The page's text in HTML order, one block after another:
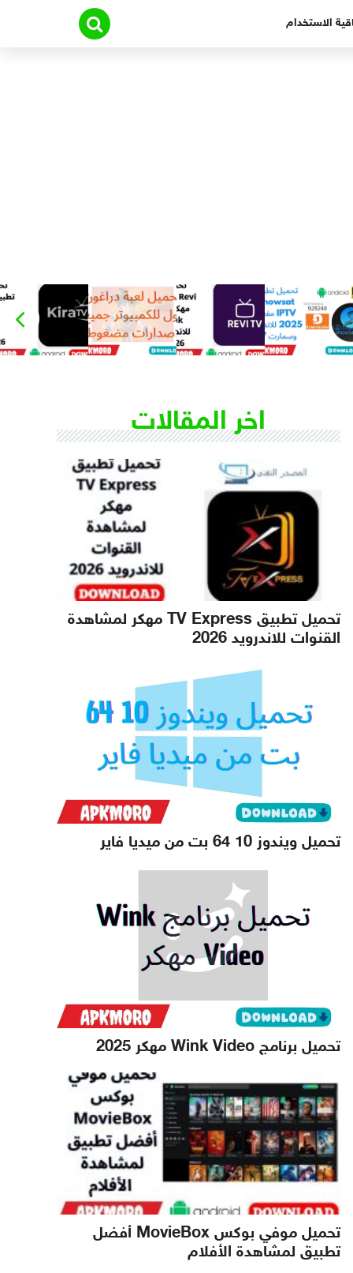
الاستخدام
اخر المقالات
تحميل تطبيق TV Express مهكر لمشاهدة
القنوات للاندرويد 2026
تحميل ويندوز 10 64 بت من ميديا فاير
تحميل برنامج Wink Video مهكر 2025
تحميل موفي بوكس MovieBox أفضل
تطبيق لمشاهدة الأفلام